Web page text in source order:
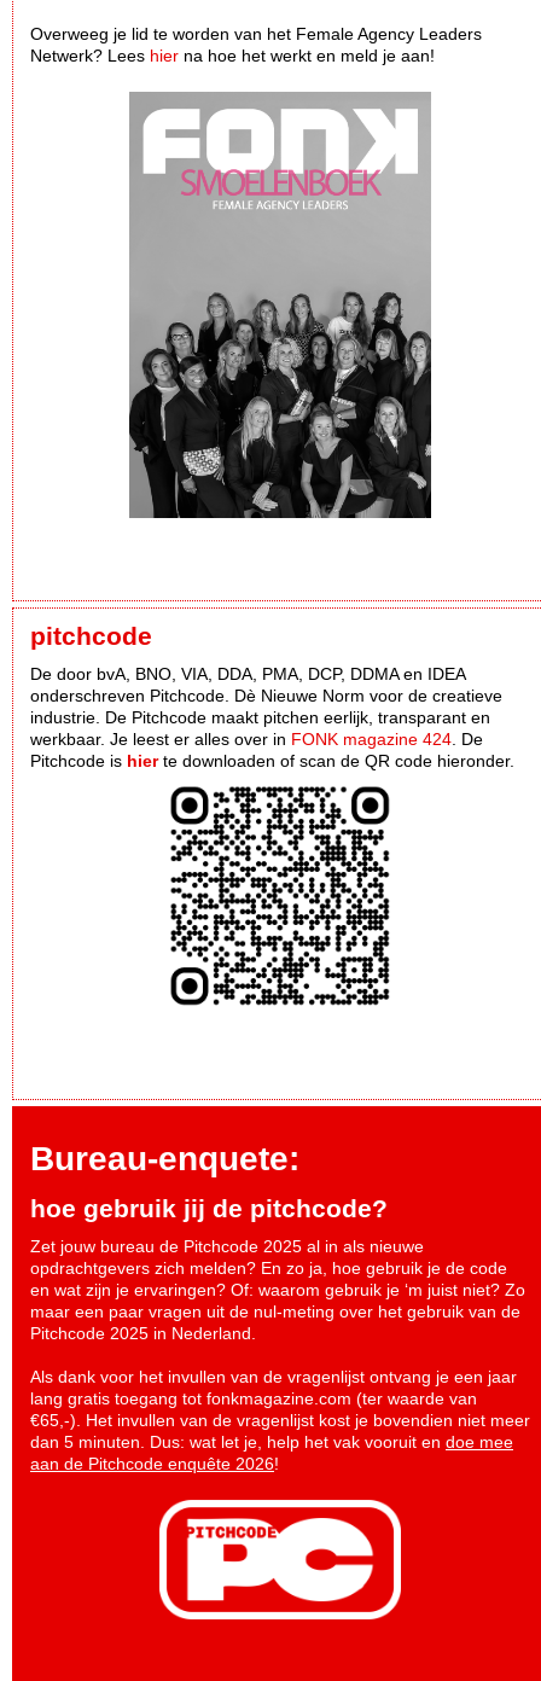
Overweeg je lid te worden van het Female Agency Leaders
Netwerk? Lees hier na hoe het werkt en meld je aan!
pitchcode
De door bvA, BNO, VIA, DDA, PMA, DCP, DDMA en IDEA
onderschreven Pitchcode. Dè Nieuwe Norm voor de creatieve
industrie. De Pitchcode maakt pitchen eerlijk, transparant en
werkbaar. Je leest er alles over in FONK magazine 424. De
Pitchcode is hierte downloaden of scan de QR code hieronder.
Bureau-enquete:
hoe gebruik jij de pitchcode?
Zet jouw bureau de Pitchcode 2025 al in als nieuwe
opdrachtgevers zich melden? En zo ja, hoe gebruik je de code
en wat zijn je ervaringen? Of: waarom gebruik je ‘m juist niet? Zo
maar een paar vragen uit de nul-meting over het gebruik van de
Pitchcode 2025 in Nederland.
Als dank voor het invullen van de vragenlijst ontvang je een jaar
lang gratis toegang tot fonkmagazine.com (ter waarde van
€65,-). Het invullen van de vragenlijst kost je bovendien niet meer
dan 5 minuten. Dus: wat let je, help het vak vooruit en doe mee
aan de Pitchcode enquête 2026!